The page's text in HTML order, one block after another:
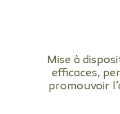
Mise à
efficaces,
promouvoir